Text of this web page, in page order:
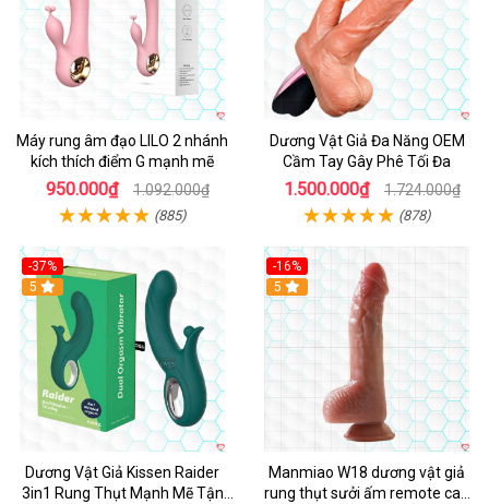
Máy rung âm đạo LILO 2 nhánh
kích thích điểm G mạnh mẽ
950.000₫ 1.092.000₫
(885)
Dương Vật Giả Đa Năng OEM
Cầm Tay Gây Phê Tối Đa
1.500.000₫ 1.724.000₫
(878)
-37%
Hot
5
Dương Vật Giả Kissen Raider
3in1 Rung Thụt Mạnh Mẽ Tận
-16%
Hot
5
Manmiao W18 dương vật giả
rung thụt sưởi ấm remote cao